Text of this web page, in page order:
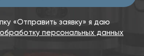
«Отправить заявку» я даю
персональных данных